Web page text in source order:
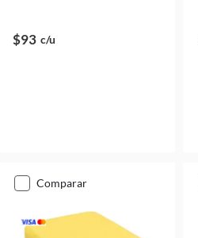
$93 c/u
comparar